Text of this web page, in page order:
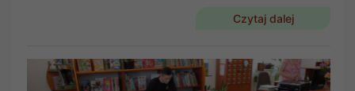
Czytaj dalej